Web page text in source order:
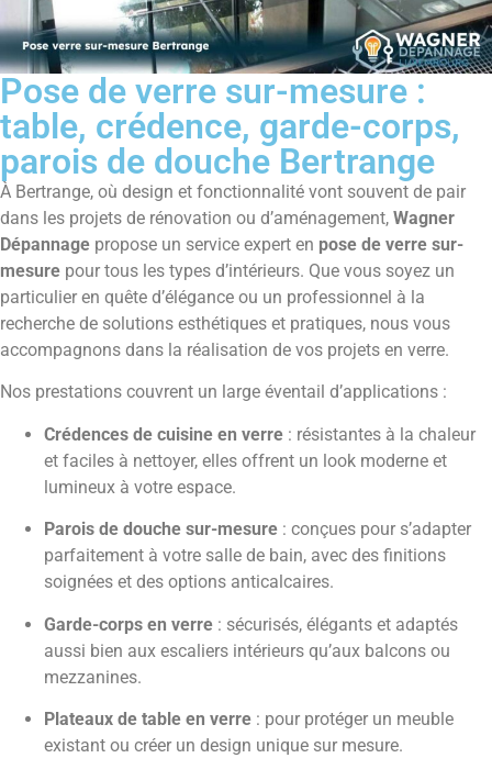
Pose de verre sur-mesure :
table, crédence, garde-corps,
parois de douche Bertrange
À Bertrange, où design et fonctionnalité vont souvent de pair
dans les projets de rénovation ou d’aménagement, Wagner
Dépannage propose un service expert en pose de verre sur-
mesure pour tous les types d’intérieurs. Que vous soyez un
particulier en quête d’élégance ou un professionnel à la
recherche de solutions esthétiques et pratiques, nous vous
accompagnons dans la réalisation de vos projets en verre.
Nos prestations couvrent un large éventail d’applications :
Crédences de cuisine en verre : résistantes à la chaleur
et faciles à nettoyer, elles offrent un look moderne et
lumineux à votre espace.
Parois de douche sur-mesure : conçues pour s’adapter
parfaitement à votre salle de bain, avec des finitions
soignées et des options anticalcaires.
Garde-corps en verre : sécurisés, élégants et adaptés
aussi bien aux escaliers intérieurs qu’aux balcons ou
mezzanines.
Plateaux de table en verre : pour protéger un meuble
existant ou créer un design unique sur mesure.